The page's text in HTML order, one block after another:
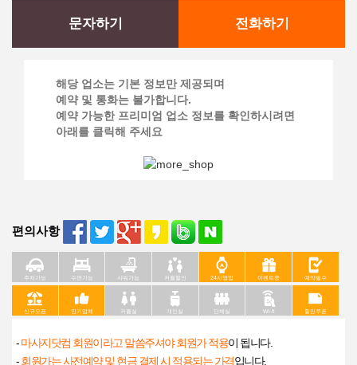
문자하기 전화하기
해당 업소는 기본 정보만 제공되며
예약 및 통화는 불가합니다.
예약 가능한 프리미엄 업소 정보를 확인하시려면
아래를 클릭해 주세요
편의사항
주차가능 수면가능 샤워가능 커플할인 24시영업 이벤트중 예약필수
신규오픈 인기업체 커플실 개인실 단체실 Wi-fi 할인쿠폰
-마사지닷컴 회원이라고 말씀주셔야 회원가 적용이 됩니다.
-회원가는 사전예약 및 현금 결제 시 적용되는 가격입니다.